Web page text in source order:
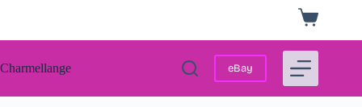
Panier
d’achat
Charmellange eBay